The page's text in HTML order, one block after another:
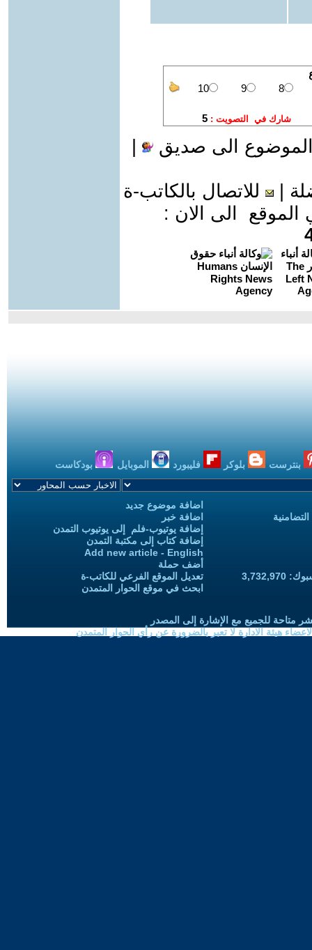
الى صديق
للاتصال بالكاتب-ة
الى الان :
بنترست بلوكر فليبورد الموبايل بودكاست
اضافة موضوع جديد
اضافة خبر
إضافة يوتيوب-فلم إلى يوتيوب التمدن
إضافة كتاب إلى مكتبة التمدن
Add new article - English
أضف حملة
تعديل الموقع الفرعي للكاتب-ة
ابحث في موقع الحوار المتمدن
متاحة للجميع مع الإشارة إلى المصدر
هيئة الادارة لا تعبر بالضرورة عن رأي الحوار المتمدن